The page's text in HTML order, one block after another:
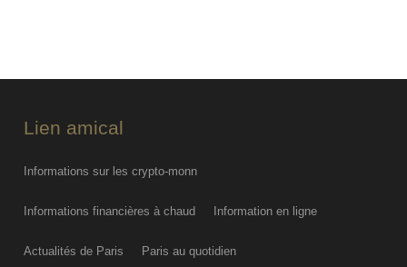
Lien amical
Informations sur les crypto-monn
Informations financières à chaud Information en ligne
Actualités de Paris Paris au quotidien